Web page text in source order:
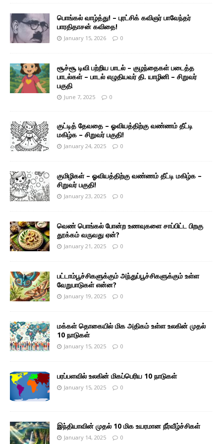
பொங்கல் வாழ்த்து! – புரட்சிக் கவிஞர் பாவேந்தர்
பாரதிதாசன் கவிதை!
January 15, 2026 0
சூச்சூ டிவி பற்றிய பாடல் – குழந்தைகள் படைத்த
பாடல்கள் – பாடல் எழுதியவர் தி. யாழினி – சிறுவர்
பகுதி
June 7, 2025 0
குட்டித் தேவதை – ஓவியத்திற்கு வண்ணம் தீட்டி
மகிழ்க – சிறுவர் பகுதி!
January 24, 2025 0
குமிழிகள் – ஓவியத்திற்கு வண்ணம் தீட்டி மகிழ்க –
சிறுவர் பகுதி!
January 23, 2025 0
வெண் பொங்கல் போன்ற உணவுகளை சாப்பிட்ட பிறகு
தூக்கம் வருவது ஏன்?
January 21, 2025 0
பட்டாம்பூச்சிகளுக்கும் அந்துப்பூச்சிகளுக்கும் உள்ள
வேறுபாடுகள் என்ன?
January 19, 2025 0
மக்கள் தொகையில் மிக அதிகம் உள்ள உலகின் முதல்
10 நாடுகள்
January 15, 2025 0
பரப்பளவில் உலகின் மிகப்பெரிய 10 நாடுகள்
January 15, 2025 0
இந்தியாவின் முதல் 10 மிக உயரமான நீர்வீழ்ச்சிகள்
January 14, 2025 0